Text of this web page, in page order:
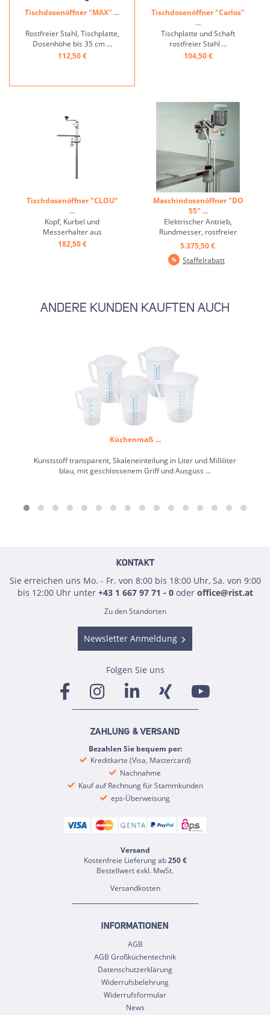
Tischdosenöffner "MAX" ...
Rostfreier Stahl, Tischplatte,
Dosenhöhe bis 35 cm ...
112,50 €
Tischdosenöffner "Carlos"
...
Tischplatte und Schaft
rostfreier Stahl ...
104,50 €
Tischdosenöffner "CLOU"
...
Kopf, Kurbel und
Messerhalter aus
Druckguss, Stange, Messer
hellgrau lackiert ...
182,50 €
Maschindosenöffner "DO
55" ...
Elektrischer Antrieb,
Rundmesser, rostfreier
Edelstahl ...
5.375,50 €
Staffelrabatt
ANDERE KUNDEN KAUFTEN AUCH
Küchenmaß ...
Kunststoff transparent, Skaleneinteilung in Liter und Milliliter
blau, mit geschlossenem Griff und Ausguss ...
KONTAKT
Sie erreichen uns Mo. - Fr. von 8:00 bis 18:00 Uhr, Sa. von 9:00
bis 12:00 Uhr unter +43 1 667 97 71 - 0oder office@rist.at
Zu den Standorten
Newsletter Anmeldung
Folgen Sie uns
ZAHLUNG & VERSAND
Bezahlen Sie bequem per:
Kreditkarte (Visa, Mastercard)
Nachnahme
Kauf auf Rechnung für Stammkunden
eps-Überweisung
Versand
Kostenfreie Lieferung ab250 €
Bestellwert exkl. MwSt.
Versandkosten
INFORMATIONEN
AGB
AGB Großküchentechnik
Datenschutzerklärung
Widerrufsbelehrung
Widerrufsformular
News